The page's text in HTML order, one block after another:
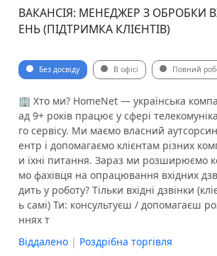
ВАКАНСІЯ: МЕНЕДЖЕР З ОБРОБКИ
ЕНЬ (ПІДТРИМКА КЛІЄНТІВ)
Без досвіду В офісі Повний
🏢 Хто ми? HomeNet — українська
ад 9+ років працює у сфері
го сервісу. Ми маємо власний
ентр і допомагаємо клієнтам різних
и їхні питання. Зараз ми розширюємо
мо фахівця на опрацювання вхідних
дить у роботу? Тільки вхідні дзвінки
ь самі) Ти: консультуєш / допомагаєш
ннях т
Віддалено | Роздрібна торгівля